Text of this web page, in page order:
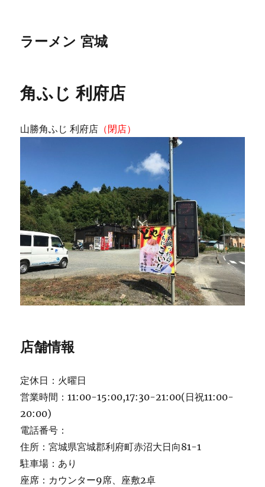
ラーメン 宮城
角ふじ 利府店
山勝角ふじ 利府店 （閉店）
店舗情報
定休日：火曜日
営業時間：11:00-15:00,17:30-21:00(日祝11:00-
20:00)
電話番号：
住所：宮城県宮城郡利府町赤沼大日向81-1
駐車場：あり
座席：カウンター9席、座敷2卓